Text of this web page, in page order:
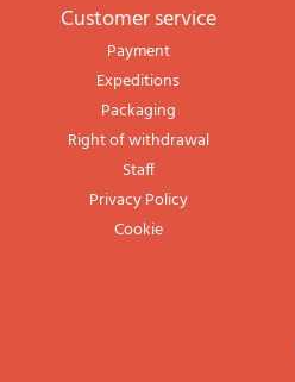
Customer service
Payment
Expeditions
Packaging
Right of withdrawal
Staff
Privacy Policy
Cookie